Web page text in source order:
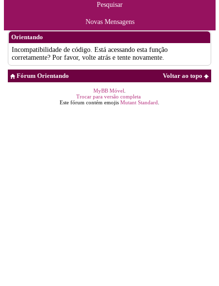
Pesquisar
Novas Mensagens
Orientando
Incompatibilidade de código. Está acessando esta função
corretamente? Por favor, volte atrás e tente novamente.
Voltar ao topo
Fórum Orientando
MyBB Móvel
Trocar para versão completa
Este fórum contém emojis Mutant Standard